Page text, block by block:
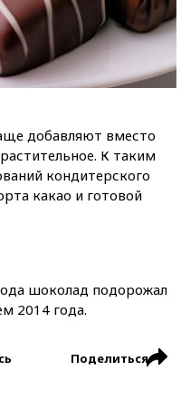
добавляют вместо
К таким
кондитерского
какао и готовой
шоколад подорожал
2014 года.
Поделиться